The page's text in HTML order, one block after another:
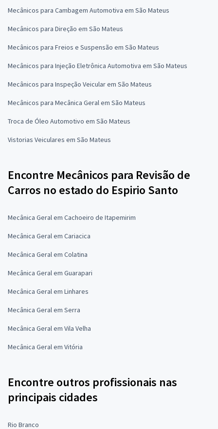
Mecânicos para Cambagem Automotiva em São Mateus
Mecânicos para Direção em São Mateus
Mecânicos para Freios e Suspensão em São Mateus
Mecânicos para Injeção Eletrônica Automotiva em São Mateus
Mecânicos para Inspeção Veicular em São Mateus
Mecânicos para Mecânica Geral em São Mateus
Troca de Óleo Automotivo em São Mateus
Vistorias Veiculares em São Mateus
Encontre Mecânicos para Revisão de
Carros no estado do Espirio Santo
Mecânica Geral em Cachoeiro de Itapemirim
Mecânica Geral em Cariacica
Mecânica Geral em Colatina
Mecânica Geral em Guarapari
Mecânica Geral em Linhares
Mecânica Geral em Serra
Mecânica Geral em Vila Velha
Mecânica Geral em Vitória
Encontre outros profissionais nas
principais cidades
Rio Branco